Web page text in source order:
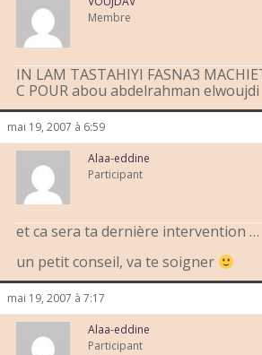
Membre
IN LAM TASTAHIYI FASNA3
C POUR abou abdelrahman elwoujdi
mai 19, 2007 à 6:59
Alaa-eddine
Participant
et ca sera ta dernière intervention …
un petit conseil, va te soigner
mai 19, 2007 à 7:17
Alaa-eddine
Participant